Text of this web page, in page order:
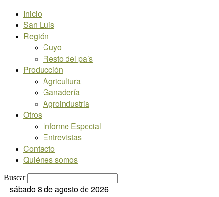
Inicio
San Luis
Región
Cuyo
Resto del país
Producción
Agricultura
Ganadería
Agroindustria
Otros
Informe Especial
Entrevistas
Contacto
Quiénes somos
Buscar
sábado 8 de agosto de 2026